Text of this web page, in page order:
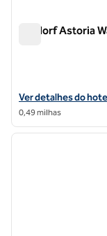
Waldorf Astoria
Exibir detalhes do
Ver detalhes do
0,49 milhas
1 de 12